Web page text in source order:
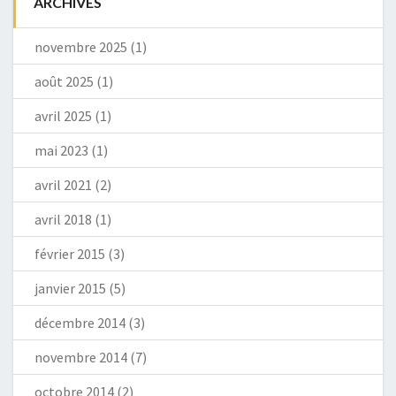
novembre 2025 (1)
août 2025 (1)
avril 2025 (1)
mai 2023 (1)
avril 2021 (2)
avril 2018 (1)
février 2015 (3)
janvier 2015 (5)
décembre 2014 (3)
novembre 2014 (7)
octobre 2014 (2)